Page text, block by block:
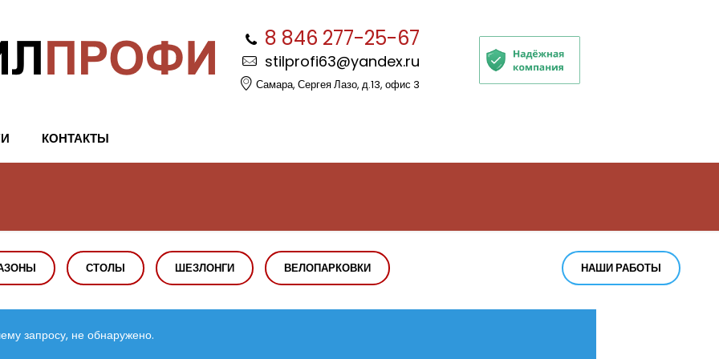
КОНТАКТЫ
8 846 277-25-67
stilprofi63@yandex.ru
Самара, Сергея Лазо, д.13, офис 3
СТОЛЫ ШЕЗЛОНГИ ВЕЛОПАРКОВКИ НАШИ РАБОТЫ
запросу, не обнаружено.